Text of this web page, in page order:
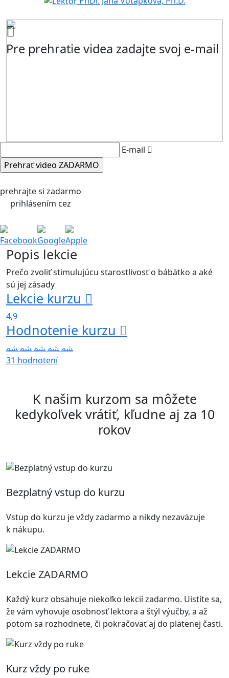
Pre prehratie videa zadajte svoj e-mail
E-mail
prehrajte si zadarmo
prihlásením cez
FacebookGoogleApple
Popis lekcie
Prečo zvoliť stimulujúcu starostlivosť o bábätko a aké
sú jej zásady
Lekcie kurzu
4,9
Hodnotenie kurzu
31 hodnotení
K našim kurzom sa môžete
kedykoľvek vrátiť, kľudne aj za 10
rokov
Bezplatný vstup do kurzu
Vstup do kurzu je vždy zadarmo a nikdy nezaväzuje
k nákupu.
Lekcie ZADARMO
Každý kurz obsahuje niekoľko lekcií zadarmo. Uistíte sa,
že vám vyhovuje osobnosť lektora a štýl výučby, a až
potom sa rozhodnete, či pokračovať aj do platenej časti.
Kurz vždy po ruke